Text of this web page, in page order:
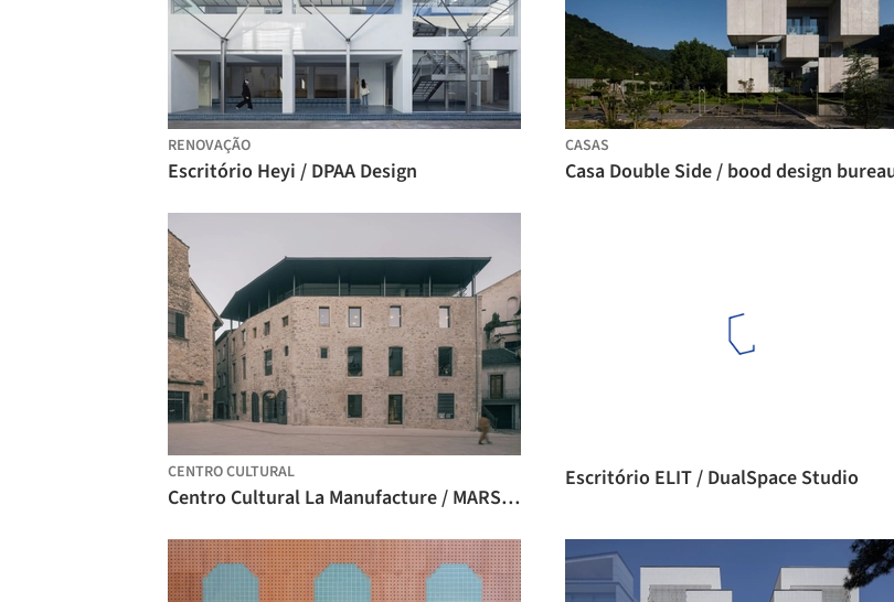
RENOVAÇÃO
Escritório Heyi / DPAA Design
CASAS
Casa Double Side / bood design
CENTRO CULTURAL
Centro Cultural La Manufacture / MARS Architectes
Escritório ELIT / DualSpace Studio